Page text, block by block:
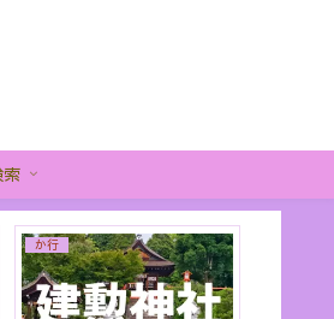
か行